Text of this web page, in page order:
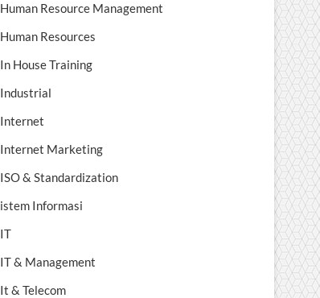
Human Resource Management
Human Resources
In House Training
Industrial
Internet
Internet Marketing
ISO & Standardization
istem Informasi
IT
IT & Management
It & Telecom